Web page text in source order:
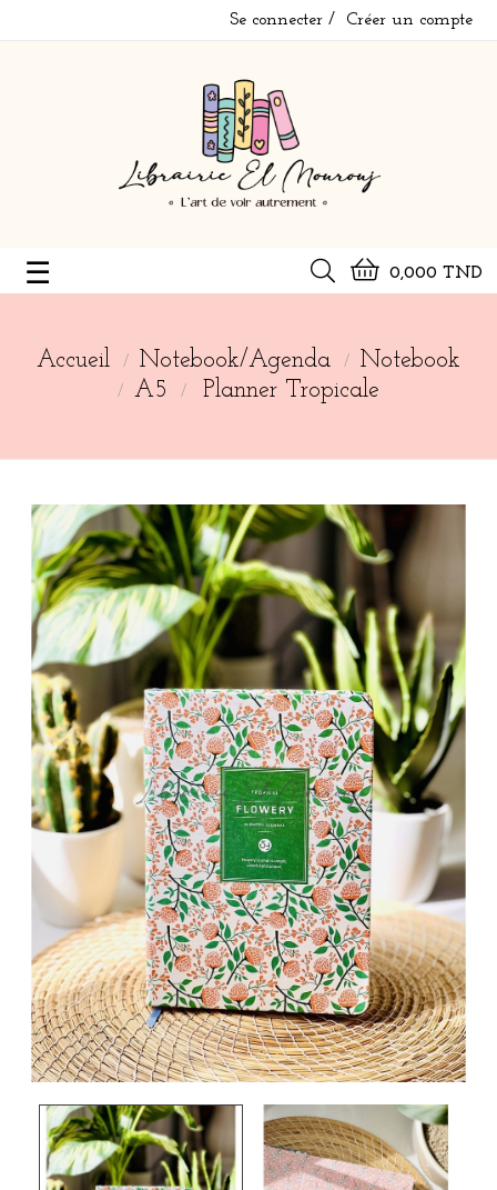
Se connecter Créer un compte
0,000 TND
Basculer
☰
Accueil Notebook/Agenda
Notebook
A5
Planner Tropicale